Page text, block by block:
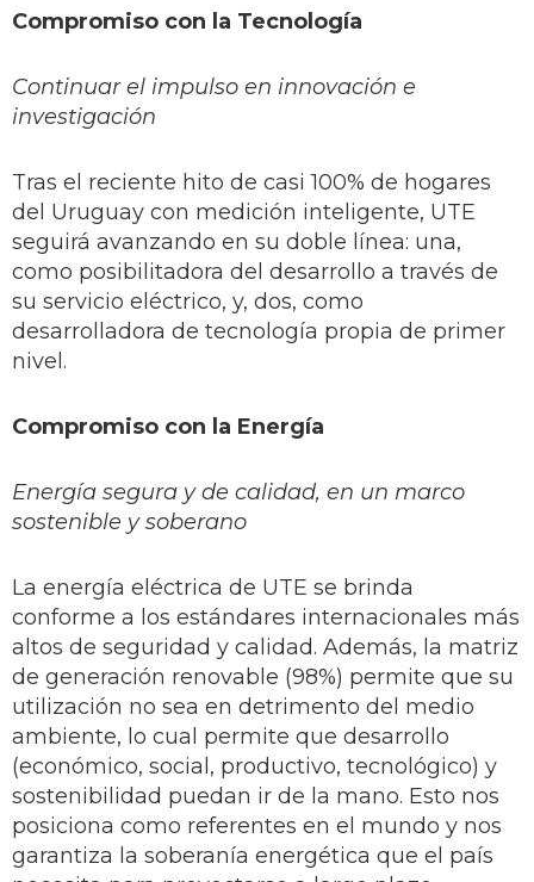
Compromiso con la Tecnología
Continuar el impulso en innovación e
investigación
Tras el reciente hito de casi 100% de hogares
del Uruguay con medición inteligente, UTE
seguirá avanzando en su doble línea: una,
como posibilitadora del desarrollo a través de
su servicio eléctrico, y, dos, como
desarrolladora de tecnología propia de primer
nivel.
Compromiso con la Energía
Energía segura y de calidad, en un marco
sostenible y soberano
La energía eléctrica de UTE se brinda
conforme a los estándares internacionales más
altos de seguridad y calidad. Además, la matriz
de generación renovable (98%) permite que su
utilización no sea en detrimento del medio
ambiente, lo cual permite que desarrollo
(económico, social, productivo, tecnológico) y
sostenibilidad puedan ir de la mano. Esto nos
posiciona como referentes en el mundo y nos
garantiza la soberanía energética que el país